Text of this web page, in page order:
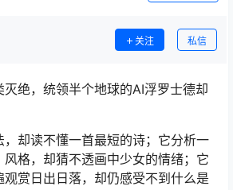
关注 私信
绝，统领半个地球的AI浮罗士德却
，却读不懂一首最短的诗；它分析一
格，却猜不透画中少女的情绪；它
赏日出日落，却仍感受不到什么是